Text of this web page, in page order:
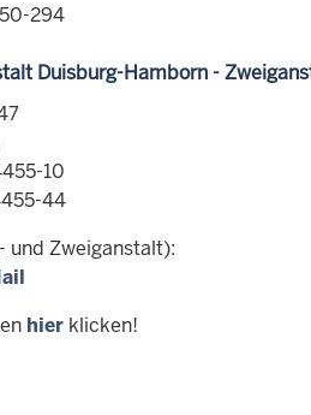
294
Duisburg-Hamborn -
10
44
und Zweiganstalt):
hier klicken!